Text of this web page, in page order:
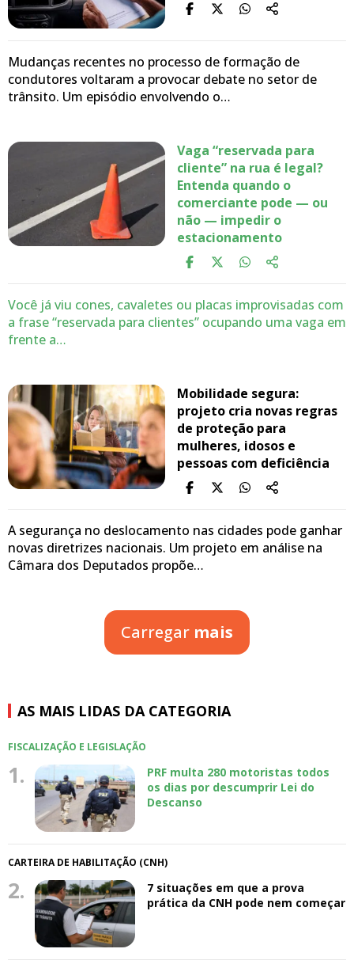
Mudanças recentes no processo de formação de
condutores voltaram a provocar debate no setor de
trânsito. Um episódio envolvendo o…
Vaga “reservada para
cliente” na rua é legal?
Entenda quando o
comerciante pode — ou
não — impedir o
estacionamento
Você já viu cones, cavaletes ou placas improvisadas com
a frase “reservada para clientes” ocupando uma vaga em
frente a…
Mobilidade segura:
projeto cria novas regras
de proteção para
mulheres, idosos e
pessoas com deficiência
A segurança no deslocamento nas cidades pode ganhar
novas diretrizes nacionais. Um projeto em análise na
Câmara dos Deputados propõe…
Carregar mais
AS MAIS LIDAS DA CATEGORIA
FISCALIZAÇÃO E LEGISLAÇÃO
1.
PRF multa 280 motoristas todos
os dias por descumprir Lei do
Descanso
CARTEIRA DE HABILITAÇÃO (CNH)
2.
7 situações em que a prova
prática da CNH pode nem começar